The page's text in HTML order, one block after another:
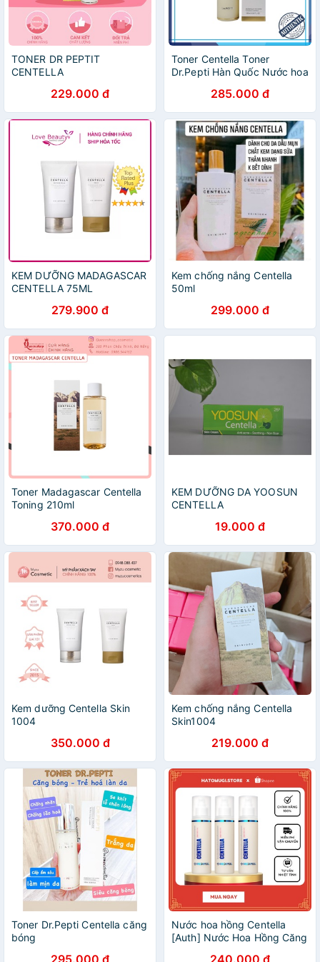
TONER DR PEPTIT
CENTELLA
229.000 đ
Toner Centella Toner
Dr.Pepti Hàn Quốc Nước hoa
Dr.Pepti+ 180ml
285.000 đ
KEM DƯỠNG MADAGASCAR
CENTELLA 75ML
279.900 đ
Kem chống nắng Centella
50ml
299.000 đ
Toner Madagascar Centella
Toning 210ml
370.000 đ
KEM DƯỠNG DA YOOSUN
CENTELLA
19.000 đ
Kem dưỡng Centella Skin
1004
350.000 đ
Kem chống nắng Centella
Skin1004
219.000 đ
Toner Dr.Pepti Centella căng
bóng
295.000 đ
Nước hoa hồng Centella
[Auth] Nước Hoa Hồng Căng
240.000 đ